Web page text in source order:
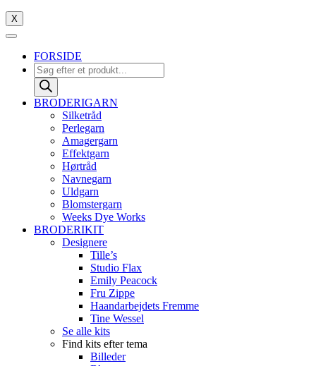
X
FORSIDE
Products
search
BRODERIGARN
Silketråd
Perlegarn
Amagergarn
Effektgarn
Hørtråd
Navnegarn
Uldgarn
Blomstergarn
Weeks Dye Works
BRODERIKIT
Designere
Tille’s
Studio Flax
Emily Peacock
Fru Zippe
Haandarbejdets Fremme
Tine Wessel
Se alle kits
Find kits efter tema
Billeder